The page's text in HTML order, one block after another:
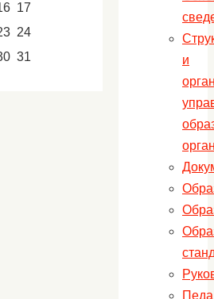
и
17
24
31